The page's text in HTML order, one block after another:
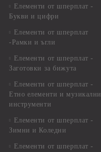
Елементи от шперплат -
Букви и цифри
Елементи от шперплат
-Рамки и ъгли
Елементи от шперплат -
Заготовки за бижута
Елементи от шперплат -
Етно елементи и музикални
инструменти
Елементи от шперплат -
Зимни и Коледни
Елементи от шперплат -